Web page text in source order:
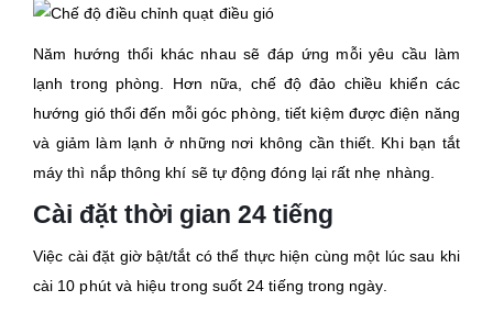
Năm hướng thổi khác nhau sẽ đáp ứng mỗi yêu cầu làm
lạnh trong phòng. Hơn nữa, chế độ đảo chiều khiển các
hướng gió thổi đến mỗi góc phòng, tiết kiệm được điện năng
và giảm làm lạnh ở những nơi không cần thiết. Khi bạn tắt
máy thì nắp thông khí sẽ tự động đóng lại rất nhẹ nhàng.
Cài đặt thời gian 24 tiếng
Việc cài đặt giờ bật/tắt có thể thực hiện cùng một lúc sau khi
cài 10 phút và hiệu trong suốt 24 tiếng trong ngày.